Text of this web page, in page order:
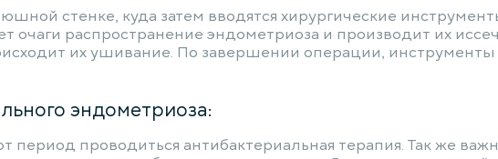
стенке, куда затем вводятся хирургические
очаги распространение эндометриоза и производит их
их ушивание. По завершении операции, инструменты
эндометриоза:
период проводиться антибактериальная терапия. Так же